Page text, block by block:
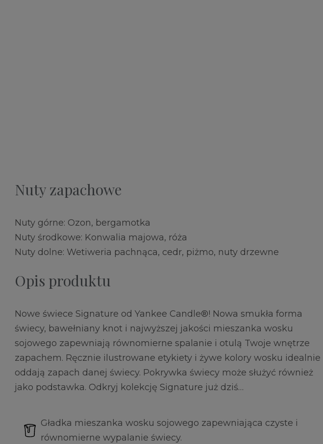
Nuty zapachowe
Nuty górne: Ozon, bergamotka
Nuty środkowe: Konwalia majowa, róża
Nuty dolne: Wetiweria pachnąca, cedr, piżmo, nuty drzewne
Opis produktu
Nowe świece Signature od Yankee Candle®! Nowa smukła forma
świecy, bawełniany knot i najwyższej jakości mieszanka wosku
sojowego zapewniają równomierne spalanie i otulą Twoje wnętrze
zapachem. Ręcznie ilustrowane etykiety i żywe kolory wosku idealnie
oddają zapach danej świecy. Pokrywka świecy może służyć również
jako podstawka. Odkryj kolekcję Signature już dziś…
Gładka mieszanka wosku sojowego zapewniająca czyste i
równomierne wypalanie świecy.